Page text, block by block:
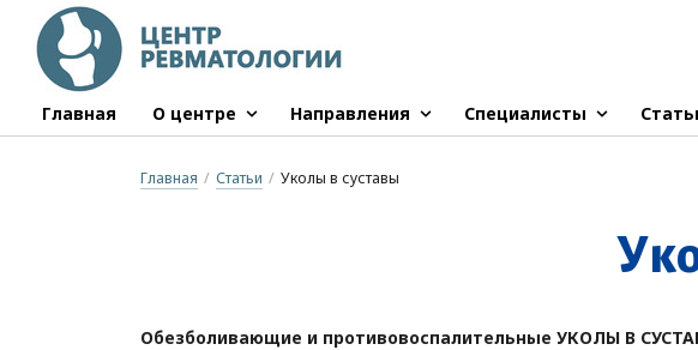
Главная О центре Направления Специалисты
Главная / Статьи / Уколы в суставы
Обезболивающие и противовоспалительные УКОЛЫ В